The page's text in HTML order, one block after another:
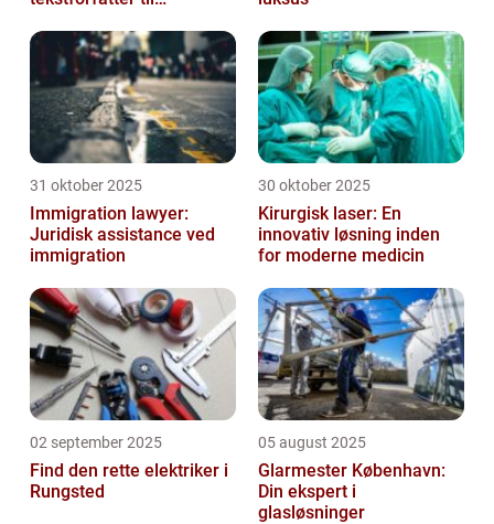
31 oktober 2025
Immigration lawyer:
Juridisk assistance ved
immigration
30 oktober 2025
Kirurgisk laser: En
innovativ løsning inden
for moderne medicin
02 september 2025
Find den rette elektriker i
Rungsted
05 august 2025
Glarmester København:
Din ekspert i
glasløsninger